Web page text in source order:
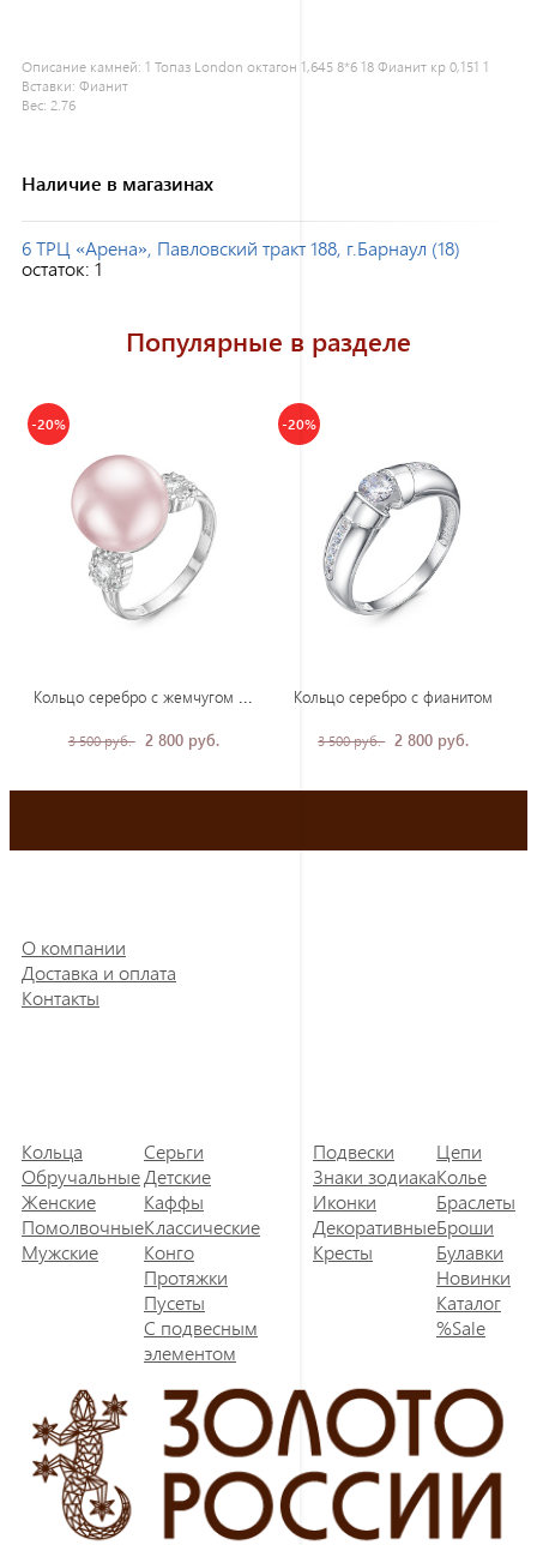
Описание камней: 1 Топаз London октагон 1,645 8*6 18 Фианит кр 0,151 1
Вставки: Фианит
Вес: 2.76
Наличие в магазинах
6 ТРЦ «Арена», Павловский тракт 188, г.Барнаул (18)
остаток: 1
Популярные в разделе
-20%
3 500 руб. 2 800 руб.
-20%
Кольцо серебро с фианитом
3 500 руб. 2 800 руб.
О компании
Доставка и оплата
Контакты
Кольца
Обручальные
Женские
Помолвочные
Мужские
Серьги
Детские
Каффы
Классические
Конго
Протяжки
Пусеты
С подвесным
элементом
Подвески
Знаки зодиака
Иконки
Декоративные
Кресты
Цепи
Колье
Браслеты
Броши
Булавки
Новинки
Каталог
%Sale